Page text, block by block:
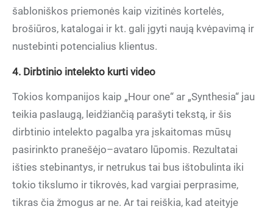
šabloniškos priemonės kaip vizitinės kortelės,
brošiūros, katalogai ir kt. gali įgyti naują kvėpavimą ir
nustebinti potencialius klientus.
4. Dirbtinio intelekto kurti video
Tokios kompanijos kaip „Hour one“ ar „Synthesia“ jau
teikia paslaugą, leidžiančią parašyti tekstą, ir šis
dirbtinio intelekto pagalba yra įskaitomas mūsų
pasirinkto pranešėjo–avataro lūpomis. Rezultatai
išties stebinantys, ir netrukus tai bus ištobulinta iki
tokio tikslumo ir tikrovės, kad vargiai perprasime,
tikras čia žmogus ar ne. Ar tai reiškia, kad ateityje